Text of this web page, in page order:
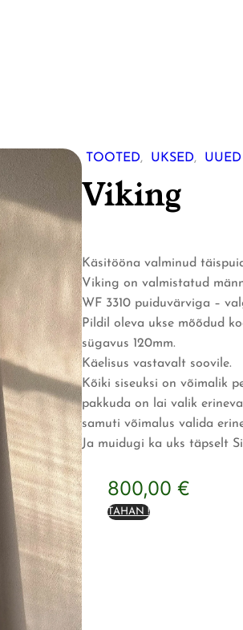
TOOTED, UKSED,
Viking
Käsitööna valminud
Viking on valmistatud
WF 3310 puiduvärviga –
Pildil oleva ukse mõõdud
sügavus 120mm.
Käelisus vastavalt soovile.
Kõiki siseuksi on võimalik
pakkuda on lai valik
samuti võimalus valida
Ja muidugi ka uks täpselt
800,00 €
TAHAN !